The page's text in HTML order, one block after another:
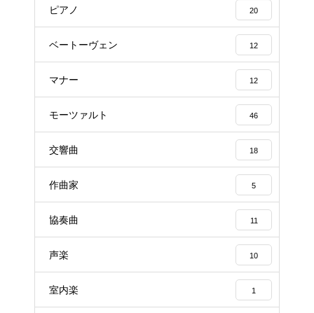
ピアノ 20
ベートーヴェン 12
マナー 12
モーツァルト 46
交響曲 18
作曲家 5
協奏曲 11
声楽 10
室内楽 1